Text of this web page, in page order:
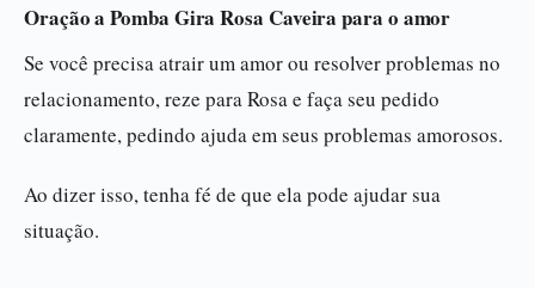
Oração a Pomba Gira Rosa Caveira para o amor
Se você precisa atrair um amor ou resolver problemas no
relacionamento, reze para Rosa e faça seu pedido
claramente, pedindo ajuda em seus problemas amorosos.
Ao dizer isso, tenha fé de que ela pode ajudar sua
situação.